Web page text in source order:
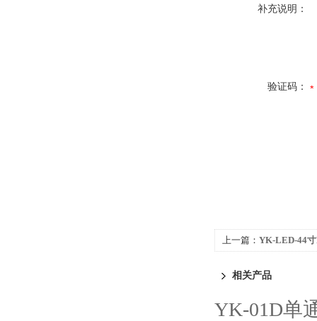
补充说明：
验证码：
上一篇： YK-LED-44
相关产品
YK-01D单